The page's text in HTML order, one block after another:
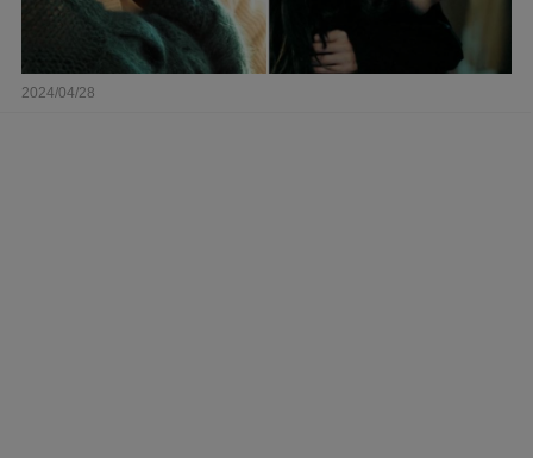
2024/04/28